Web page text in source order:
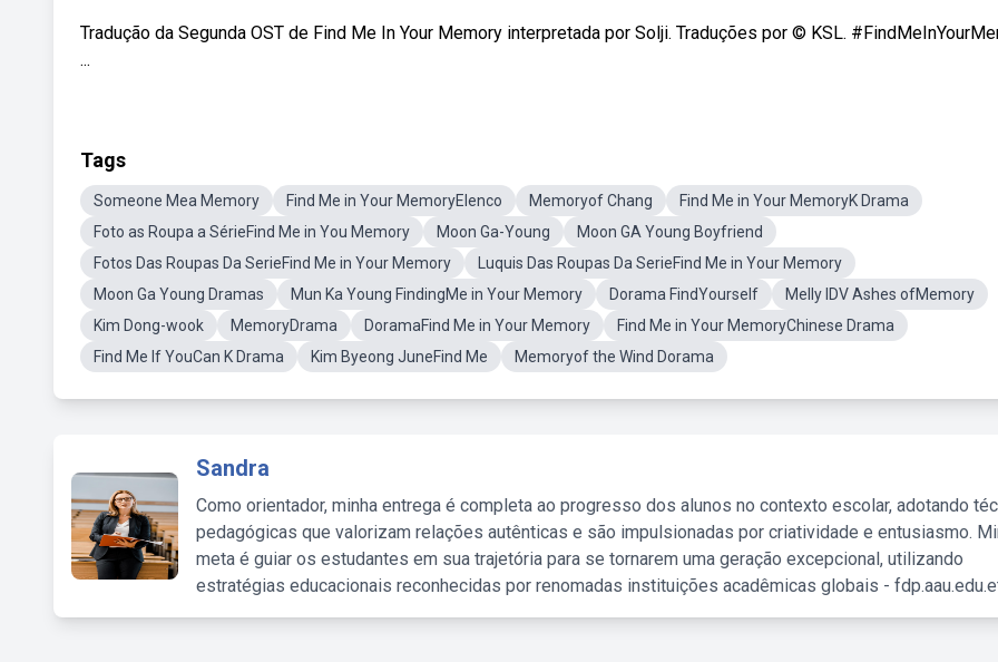
Tradução da Segunda OST de Find Me In Your Memory interpretada por Solji. Traduções por © KSL.
...
Tags
Someone Mea Memory Find Me in Your MemoryElenco Memoryof Chang
Find Me in Your MemoryK Drama
Foto as Roupa a SérieFind Me in You Memory
Moon Ga-Young
Moon GA Young Boyfriend
Fotos Das Roupas Da SerieFind Me in Your Memory
Luquis Das Roupas Da SerieFind Me in Your Memory
Moon Ga Young Dramas
Mun Ka Young FindingMe in Your Memory Dorama FindYourself
Melly IDV Ashes ofMemory
Kim Dong-wook
MemoryDrama DoramaFind Me in Your Memory
Find Me in Your MemoryChinese Drama
Find Me If YouCan K Drama
Kim Byeong JuneFind Me Memoryof the Wind Dorama
Sandra
Como orientador, minha entrega é completa ao progresso dos alunos no contexto escolar, adotando
pedagógicas que valorizam relações autênticas e são impulsionadas por criatividade e entusiasmo.
meta é guiar os estudantes em sua trajetória para se tornarem uma geração excepcional, utilizando
estratégias educacionais reconhecidas por renomadas instituições acadêmicas globais -